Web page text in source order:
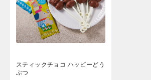
スティックチョコ ハッピーどう
ぶつ